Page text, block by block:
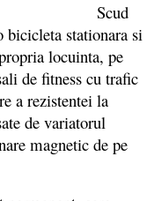
Scud
stationara si
locuinta, pe
de fitness cu trafic
a rezistentei la
de variatorul
magnetic de pe